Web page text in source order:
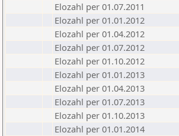
Elozahl per 01.07.2011
Elozahl per 01.01.2012
Elozahl per 01.04.2012
Elozahl per 01.07.2012
Elozahl per 01.10.2012
Elozahl per 01.01.2013
Elozahl per 01.04.2013
Elozahl per 01.07.2013
Elozahl per 01.10.2013
Elozahl per 01.01.2014